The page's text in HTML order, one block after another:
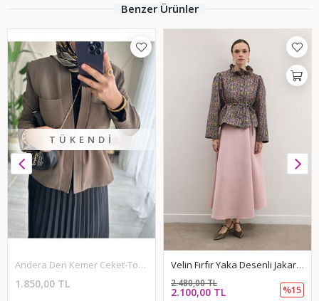
Benzer Ürünler
TÜKENDI
Andera Deri Kemer Ceket-Toprak
1.850,00 TL
Velin Fırfır Yaka Desenli Jakar Ceket-Fıstıkyeşil
2.100,00 TL
2.480,00 TL
%15